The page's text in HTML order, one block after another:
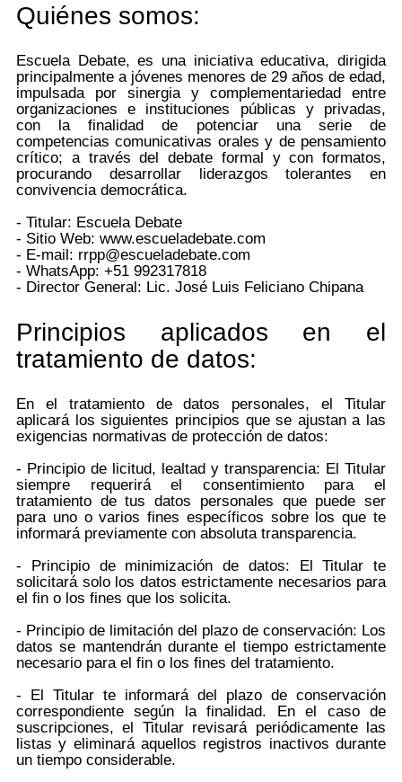
Quiénes somos:
Escuela Debate, es una iniciativa educativa, dirigida
principalmente a jóvenes menores de 29 años de edad,
impulsada por sinergia y complementariedad entre
organizaciones e instituciones públicas y privadas,
con la finalidad de potenciar una serie de
competencias comunicativas orales y de pensamiento
crítico; a través del debate formal y con formatos,
procurando desarrollar liderazgos tolerantes en
convivencia democrática.
- Titular: Escuela Debate
- Sitio Web: www.escueladebate.com
- E-mail: rrpp@escueladebate.com
- WhatsApp: +51 992317818
- Director General: Lic. José Luis Feliciano Chipana
Principios aplicados en el
tratamiento de datos:
En el tratamiento de datos personales, el Titular
aplicará los siguientes principios que se ajustan a las
exigencias normativas de protección de datos:
- Principio de licitud, lealtad y transparencia: El Titular
siempre requerirá el consentimiento para el
tratamiento de tus datos personales que puede ser
para uno o varios fines específicos sobre los que te
informará previamente con absoluta transparencia.
- Principio de minimización de datos: El Titular te
solicitará solo los datos estrictamente necesarios para
el fin o los fines que los solicita.
- Principio de limitación del plazo de conservación: Los
datos se mantendrán durante el tiempo estrictamente
necesario para el fin o los fines del tratamiento.
- El Titular te informará del plazo de conservación
correspondiente según la finalidad. En el caso de
suscripciones, el Titular revisará periódicamente las
listas y eliminará aquellos registros inactivos durante
un tiempo considerable.